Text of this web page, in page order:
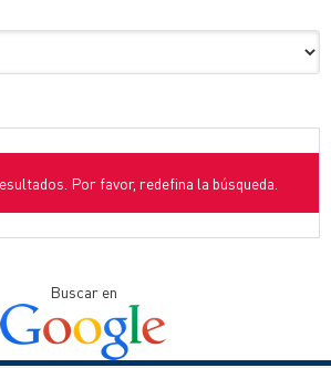
Por favor, redefina la búsqueda.
Buscar en